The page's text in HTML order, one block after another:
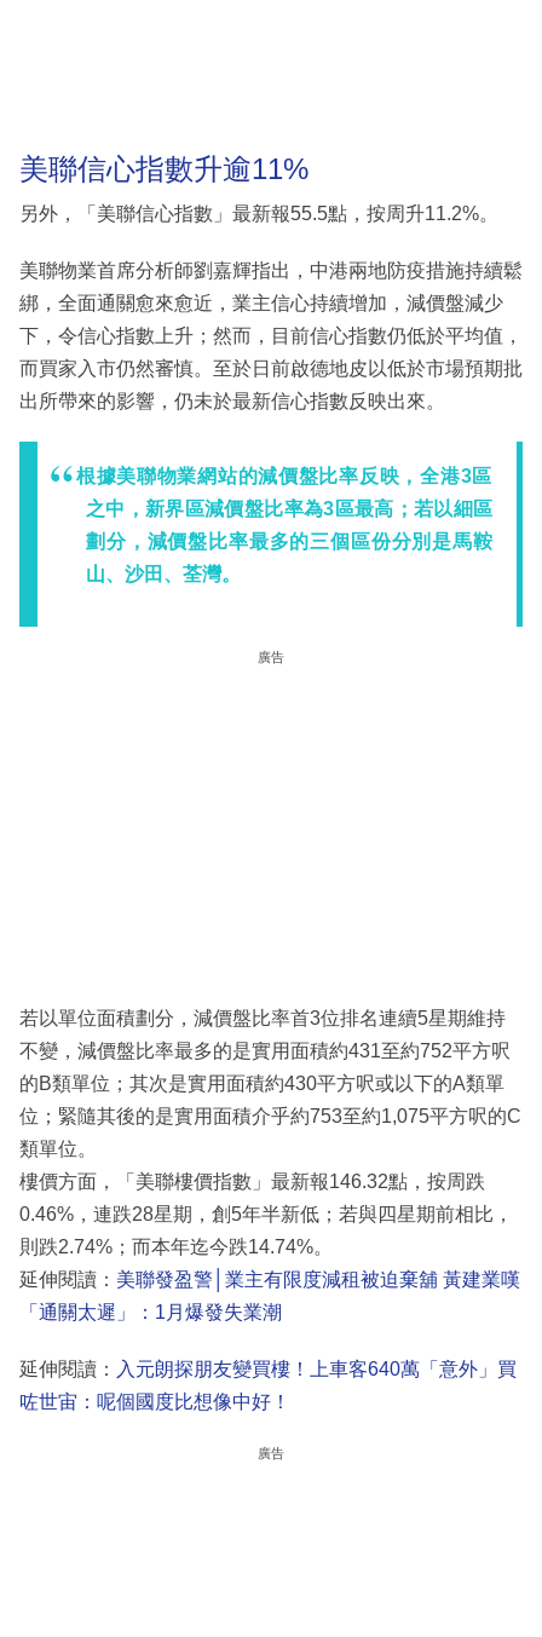
美聯信心指數升逾11%
另外，「美聯信心指數」最新報55.5點，按周升11.2%。
美聯物業首席分析師劉嘉輝指出，中港兩地防疫措施持續鬆
綁，全面通關愈來愈近，業主信心持續增加，減價盤減少
下，令信心指數上升；然而，目前信心指數仍低於平均值，
而買家入市仍然審慎。至於日前啟德地皮以低於市場預期批
出所帶來的影響，仍未於最新信心指數反映出來。
根據美聯物業網站的減價盤比率反映，全港3區
之中，新界區減價盤比率為3區最高；若以細區
劃分，減價盤比率最多的三個區份分別是馬鞍
山、沙田、荃灣。
廣告
若以單位面積劃分，減價盤比率首3位排名連續5星期維持
不變，減價盤比率最多的是實用面積約431至約752平方呎
的B類單位；其次是實用面積約430平方呎或以下的A類單
位；緊隨其後的是實用面積介乎約753至約1,075平方呎的C
類單位。
樓價方面，「美聯樓價指數」最新報146.32點，按周跌
0.46%，連跌28星期，創5年半新低；若與四星期前相比，
則跌2.74%；而本年迄今跌14.74%。
延伸閱讀： 美聯發盈警│業主有限度減租被迫棄舖 黃建業嘆
「通關太遲」：1月爆發失業潮
延伸閱讀： 入元朗探朋友變買樓！上車客640萬「意外」買
咗世宙：呢個國度比想像中好！
廣告